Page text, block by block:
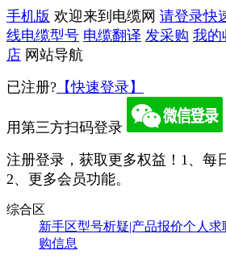
手机版 欢迎来到电缆网 请登录快
线电缆型号 电缆翻译 发采购 我的
店 网站导航
已注册? 【快速登录】
用第三方扫码登录
注册登录，获取更多权益！ 1、每
2、更多会员功能。
综合区
新手区型号析疑|产品报价个人求
购信息